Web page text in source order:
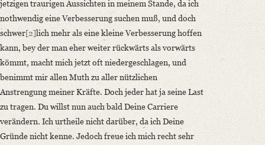
jetzigen traurigen Aussichten in meinem Stande, da ich
nothwendig eine Verbesserung suchen muß, und doch
schwer[2]lich mehr als eine kleine Verbesserung hoffen
kann, bey der man eher weiter rückwärts als vorwärts
kömmt, macht mich jetzt oft niedergeschlagen, und
benimmt mir allen Muth zu aller nützlichen
Anstrengung meiner Kräfte. Doch jeder hat ja seine Last
zu tragen. Du willst nun auch bald Deine Carriere
verändern. Ich urtheile nicht darüber, da ich Deine
Gründe nicht kenne. Jedoch freue ich mich recht sehr